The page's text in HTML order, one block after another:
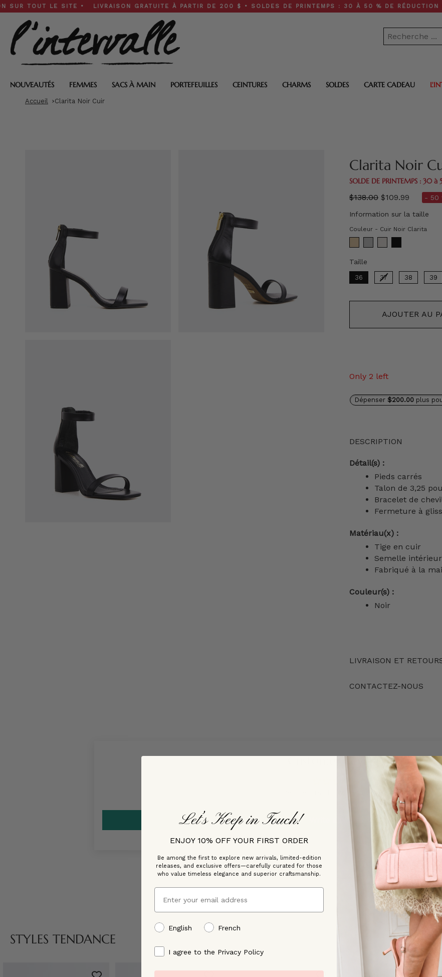
Skip
to
content
LE SITE • LIVRAISON GRATUITE À PARTIR DE 200 $ • SOLDES DE PRINTEMPS : 30 À 50 % DE RÉDUCTION SUR
NOUVEAUTÉS FEMMES SACS À MAIN PORTEFEUILLES CEINTURES CHARMS SOLDES CARTE CADEAU
Accueil Clarita Noir Cuir
Clarita Noir
SOLDE DE PRINTEMPS : 30
régulier
$138.00 $109.99 - 50
Information sur la taille
Couleur - Cuir Noir Clarita
Taille
36 37 38 39
AJOUTER AU
Only 2 left
Dépenser $200.00 plus
DESCRIPTION
Détail(s) :
Pieds carrés
Talon de 3,25
Bracelet de
Fermeture à
Matériau(x) :
Tige en cuir
Semelle
Fabriqué à la
Couleur(s) :
Noir
LIVRAISON ET
CONTACTEZ-NOUS
Customer Reviews
Be the first to write a review
STYLES TENDANCE
Let’s Keep in Touch!
ENJOY 10% OFF YOUR FIRST ORDER
Be among the first to explore new arrivals, limited-edition
releases, and exclusive offers—carefully curated for those
who value timeless elegance and superior craftsmanship.
Email
preffered language
English French
By signing up, you agree to our [Privacy Policy]
I agree to the Privacy Policy